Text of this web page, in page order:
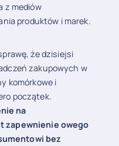
z mediów
produktów i marek.
że dzisiejsi
zakupowych w
komórkowe i
początek.
na
zapewnienie owego
bez